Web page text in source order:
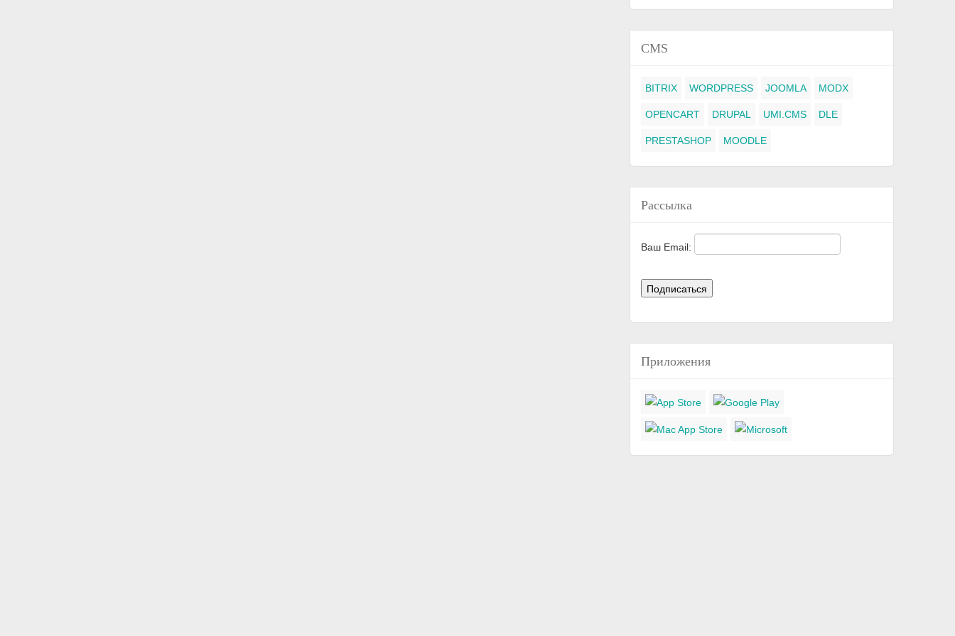
CMS
BITRIX WORDPRESS JOOMLA MODX
OPENCART DRUPAL UMI.CMS DLE
PRESTASHOP MOODLE
Рассылка
Ваш Email:
Приложения